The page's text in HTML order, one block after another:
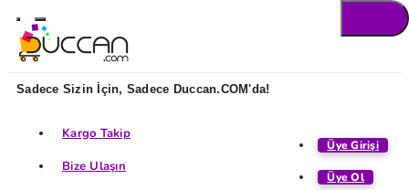
Sadece Sizin İçin, Sadece Duccan.COM'da!
Üye Girişi
Üye Ol
Kargo Takip
Bize Ulaşın